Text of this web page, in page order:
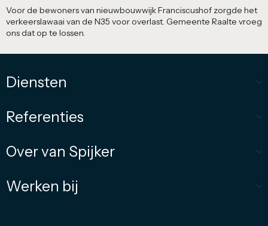
Voor de bewoners van nieuwbouwwijk Franciscushof zorgde het
verkeerslawaai van de N35 voor overlast. Gemeente Raalte vroeg
ons dat op te lossen.
Diensten
Referenties
Over van Spijker
Werken bij